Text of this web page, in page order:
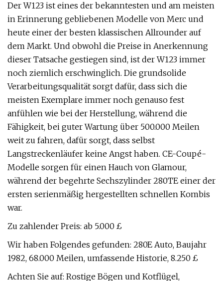
Der W123 ist eines der bekanntesten und am meisten
in Erinnerung gebliebenen Modelle von Merc und
heute einer der besten klassischen Allrounder auf
dem Markt. Und obwohl die Preise in Anerkennung
dieser Tatsache gestiegen sind, ist der W123 immer
noch ziemlich erschwinglich. Die grundsolide
Verarbeitungsqualität sorgt dafür, dass sich die
meisten Exemplare immer noch genauso fest
anfühlen wie bei der Herstellung, während die
Fähigkeit, bei guter Wartung über 500.000 Meilen
weit zu fahren, dafür sorgt, dass selbst
Langstreckenläufer keine Angst haben. CE-Coupé-
Modelle sorgen für einen Hauch von Glamour,
während der begehrte Sechszylinder 280TE einer der
ersten serienmäßig hergestellten schnellen Kombis
war.
Zu zahlender Preis: ab 5.000 £
Wir haben Folgendes gefunden: 280E Auto, Baujahr
1982, 68.000 Meilen, umfassende Historie, 8.250 £
Achten Sie auf: Rostige Bögen und Kotflügel,